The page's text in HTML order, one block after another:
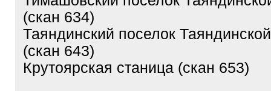
(скан 634)
Таяндинский поселок
(скан 643)
Крутоярская станица (скан 653)